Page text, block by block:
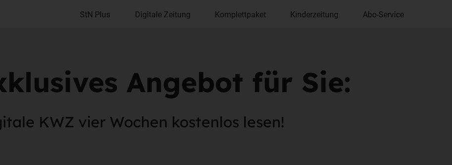
StN Plus Digitale Zeitung Komplettpaket Kinderzeitung Abo-Service
Angebot für Sie:
KWZ vier Wochen kostenlos lesen!